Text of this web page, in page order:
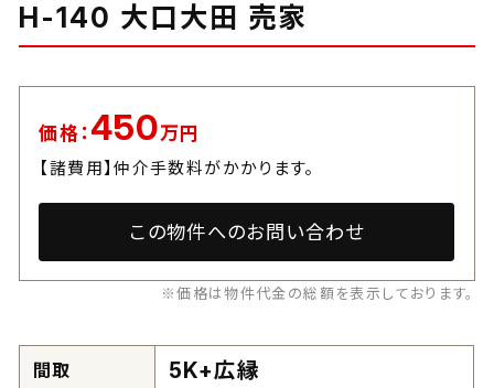
H-140 大口大田 売家
価格：450万円
【諸費用】仲介手数料がかかります。
この物件へのお問い合わせ
※価格は物件代金の総額を表示しております。
間取 5K+広縁